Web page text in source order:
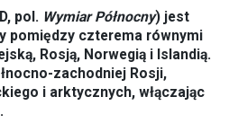
pol. Wymiar Północny) jest
pomiędzy czterema równymi
Rosją, Norwegią i Islandią.
zachodniej Rosji,
i arktycznych, włączając